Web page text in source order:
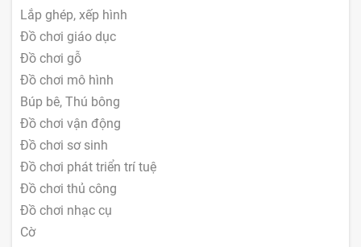
Lắp ghép, xếp hình
Đồ chơi giáo dục
Đồ chơi gỗ
Đồ chơi mô hình
Búp bê, Thú bông
Đồ chơi vận động
Đồ chơi sơ sinh
Đồ chơi phát triển trí tuệ
Đồ chơi thủ công
Đồ chơi nhạc cụ
Cờ